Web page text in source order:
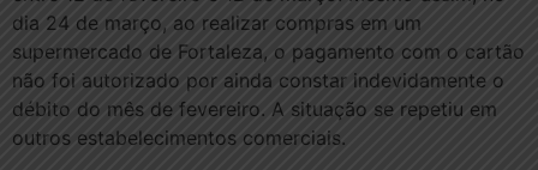
dia 24 de março, ao realizar compras em um
supermercado de Fortaleza, o pagamento com o cartão
não foi autorizado por ainda constar indevidamente o
débito do mês de fevereiro. A situação se repetiu em
outros estabelecimentos comerciais.